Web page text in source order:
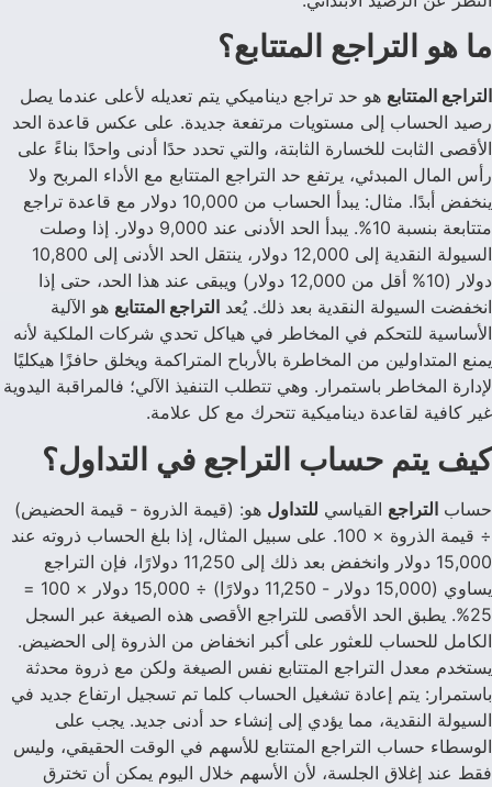
ما هو التراجع المتتابع؟
التراجع المتتابع هو حد تراجع ديناميكي يتم تعديله لأعلى عندما يصل
رصيد الحساب إلى مستويات مرتفعة جديدة. على عكس قاعدة الحد
الأقصى الثابت للخسارة الثابتة، والتي تحدد حدًا أدنى واحدًا بناءً على
رأس المال المبدئي، يرتفع حد التراجع المتتابع مع الأداء المربح ولا
ينخفض أبدًا. مثال: يبدأ الحساب من 10,000 دولار مع قاعدة تراجع
متتابعة بنسبة 10%. يبدأ الحد الأدنى عند 9,000 دولار. إذا وصلت
السيولة النقدية إلى 12,000 دولار، ينتقل الحد الأدنى إلى 10,800
دولار (10% أقل من 12,000 دولار) ويبقى عند هذا الحد، حتى إذا
انخفضت السيولة النقدية بعد ذلك. يُعد التراجع المتتابع هو الآلية
الأساسية للتحكم في المخاطر في هياكل تحدي شركات الملكية لأنه
يمنع المتداولين من المخاطرة بالأرباح المتراكمة ويخلق حافزًا هيكليًا
لإدارة المخاطر باستمرار. وهي تتطلب التنفيذ الآلي؛ فالمراقبة اليدوية
غير كافية لقاعدة ديناميكية تتحرك مع كل علامة.
كيف يتم حساب التراجع في التداول؟
حساب التراجع القياسي للتداول هو: (قيمة الذروة - قيمة الحضيض)
÷ قيمة الذروة × 100. على سبيل المثال، إذا بلغ الحساب ذروته عند
15,000 دولار وانخفض بعد ذلك إلى 11,250 دولارًا، فإن التراجع
يساوي (15,000 دولار - 11,250 دولارًا) ÷ 15,000 دولار × 100 =
25%. يطبق الحد الأقصى للتراجع الأقصى هذه الصيغة عبر السجل
الكامل للحساب للعثور على أكبر انخفاض من الذروة إلى الحضيض.
يستخدم معدل التراجع المتتابع نفس الصيغة ولكن مع ذروة محدثة
باستمرار: يتم إعادة تشغيل الحساب كلما تم تسجيل ارتفاع جديد في
السيولة النقدية، مما يؤدي إلى إنشاء حد أدنى جديد. يجب على
الوسطاء حساب التراجع المتتابع للأسهم في الوقت الحقيقي، وليس
فقط عند إغلاق الجلسة، لأن الأسهم خلال اليوم يمكن أن تخترق